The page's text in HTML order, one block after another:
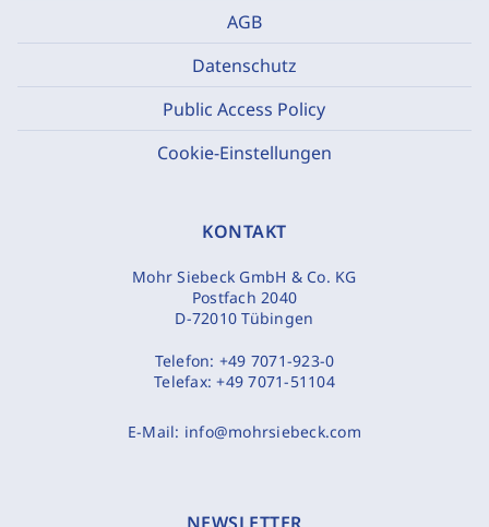
AGB
Datenschutz
Public Access Policy
Cookie-Einstellungen
KONTAKT
Mohr Siebeck GmbH & Co. KG
Postfach 2040
D-72010 Tübingen
Telefon: +49 7071-923-0
Telefax:+49 7071-51104
E-Mail: info@mohrsiebeck.com